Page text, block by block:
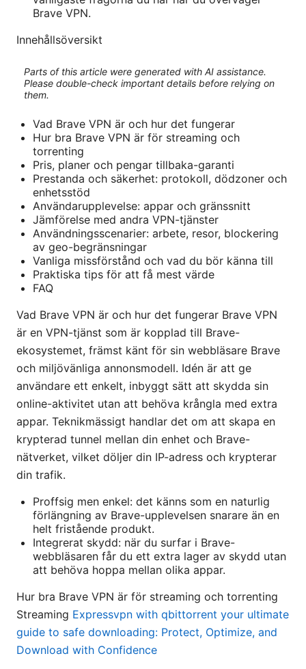
Brave VPN.
Innehållsöversikt
Parts of this article were generated with AI assistance.
Please double-check important details before relying on
them.
Vad Brave VPN är och hur det fungerar
Hur bra Brave VPN är för streaming och
torrenting
Pris, planer och pengar tillbaka-garanti
Prestanda och säkerhet: protokoll, dödzoner och
enhetsstöd
Användarupplevelse: appar och gränssnitt
Jämförelse med andra VPN-tjänster
Användningsscenarier: arbete, resor, blockering
av geo-begränsningar
Vanliga missförstånd och vad du bör känna till
Praktiska tips för att få mest värde
FAQ
Vad Brave VPN är och hur det fungerar Brave VPN
är en VPN-tjänst som är kopplad till Brave-
ekosystemet, främst känt för sin webbläsare Brave
och miljövänliga annonsmodell. Idén är att ge
användare ett enkelt, inbyggt sätt att skydda sin
online-aktivitet utan att behöva krångla med extra
appar. Teknikmässigt handlar det om att skapa en
krypterad tunnel mellan din enhet och Brave-
nätverket, vilket döljer din IP-adress och krypterar
din trafik.
Proffsig men enkel: det känns som en naturlig
förlängning av Brave-upplevelsen snarare än en
helt fristående produkt.
Integrerat skydd: när du surfar i Brave-
webbläsaren får du ett extra lager av skydd utan
att behöva hoppa mellan olika appar.
Hur bra Brave VPN är för streaming och torrenting
Streaming Expressvpn with qbittorrent your ultimate
guide to safe downloading: Protect, Optimize, and
Download with Confidence